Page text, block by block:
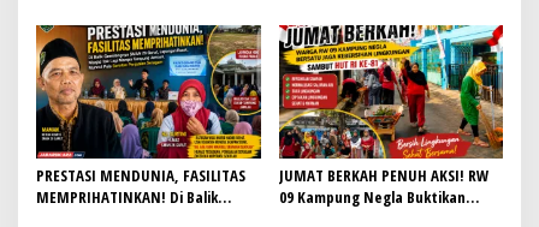
JIWA KEPANDUAN SISWA
Demi Wujudkan Akses Air Bersih
untuk Masyarakat
PRESTASI MENDUNIA, FASILITAS
MEMPRIHATINKAN! Di Balik
JUMAT BERKAH PENUH AKSI! RW
09 Kampung Negla Buktikan